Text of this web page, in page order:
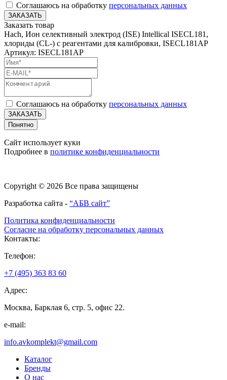
Соглашаюсь на обработку персональных данных
ЗАКАЗАТЬ
Заказать товар
Hach, Ион селективный электрод (ISE) Intellical ISECL181,
хлориды (CL-) с реагентами для калибровки, ISECL181AP
Артикул: ISECL181AP
Соглашаюсь на обработку персональных данных
ЗАКАЗАТЬ
Понятно
Сайт использует куки
Подробнее в политике конфиденциальности
Copyright © 2026 Все права защищены
Разработка сайта - “АБВ сайт”
Политика конфиденциальности
Согласие на обработку персональных данных
Контакты:
Телефон:
+7 (495) 363 83 60
Адрес:
Москва, Барклая 6, стр. 5, офис 22.
e-mail:
info.avkomplekt@gmail.com
Каталог
Бренды
О нас